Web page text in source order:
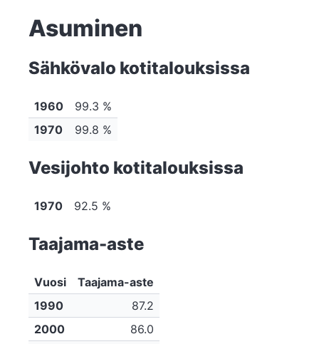
Asuminen
Sähkövalo kotitalouksissa
1960
99.3 %
1970
99.8 %
Vesijohto kotitalouksissa
1970 92.5 %
Taajama-aste
Vuosi
Taajama-aste
1990
87.2
2000
86.0